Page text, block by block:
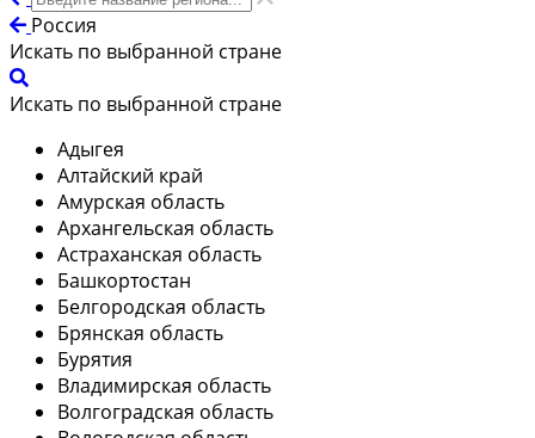
Россия
Искать по выбранной стране
Искать по выбранной стране
Адыгея
Алтайский край
Амурская область
Архангельская область
Астраханская область
Башкортостан
Белгородская область
Брянская область
Бурятия
Владимирская область
Волгоградская область